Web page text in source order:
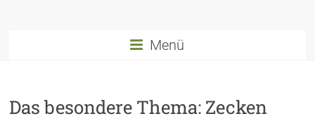
Menü
Das besondere Thema: Zecken